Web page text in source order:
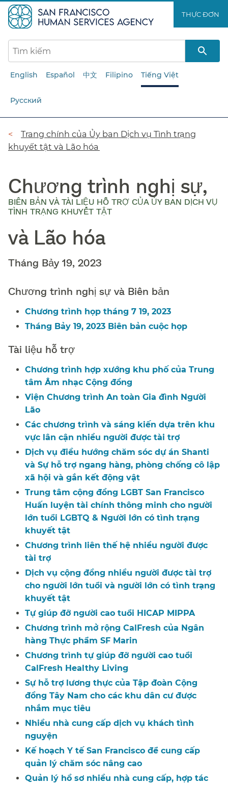
đến
nội
dung
THỰC ĐƠN​​
English Español 中文 Filipino Tiếng Việt
Русский
Đường
dẫn​​
Trang chính của Ủy ban Dịch vụ Tình trạng
khuyết tật và Lão hóa​​
Chương trình nghị sự,
BIÊN BẢN VÀ TÀI LIỆU HỖ TRỢ CỦA ỦY BAN DỊCH VỤ
TÌNH TRẠNG KHUYẾT TẬT
và Lão hóa​​
Tháng Bảy 19, 2023​​
Chương trình nghị sự và Biên bản​​
Chương trình họp tháng 7 19, 2023​​
Tháng Bảy 19, 2023 Biên bản cuộc họp​​
Tài liệu hỗ trợ​​
Chương trình hợp xướng khu phố của Trung
tâm Âm nhạc Cộng đồng​​
Viện Chương trình An toàn Gia đình Người
Lão​​
Các chương trình và sáng kiến dựa trên khu
vực lân cận nhiều người được tài trợ​​
Dịch vụ điều hướng chăm sóc dự án Shanti
và Sự hỗ trợ ngang hàng, phòng chống cô lập
xã hội và gắn kết động vật​​
Trung tâm cộng đồng LGBT San Francisco
Huấn luyện tài chính thông minh cho người
lớn tuổi LGBTQ & Người lớn có tình trạng
khuyết tật​​
Chương trình liên thế hệ nhiều người được
tài trợ​​
Dịch vụ cộng đồng nhiều người được tài trợ
cho người lớn tuổi và người lớn có tình trạng
khuyết tật​​
Tự giúp đỡ người cao tuổi HICAP MIPPA​​
Chương trình mở rộng CalFresh của Ngân
hàng Thực phẩm SF Marin​​
Chương trình tự giúp đỡ người cao tuổi
CalFresh Healthy Living​​
Sự hỗ trợ lương thực của Tập đoàn Cộng
đồng Tây Nam cho các khu dân cư được
nhắm mục tiêu​​
Nhiều nhà cung cấp dịch vụ khách tình
nguyện​​
Kế hoạch Y tế San Francisco để cung cấp
quản lý chăm sóc nâng cao​​
Quản lý hồ sơ nhiều nhà cung cấp, hợp tác